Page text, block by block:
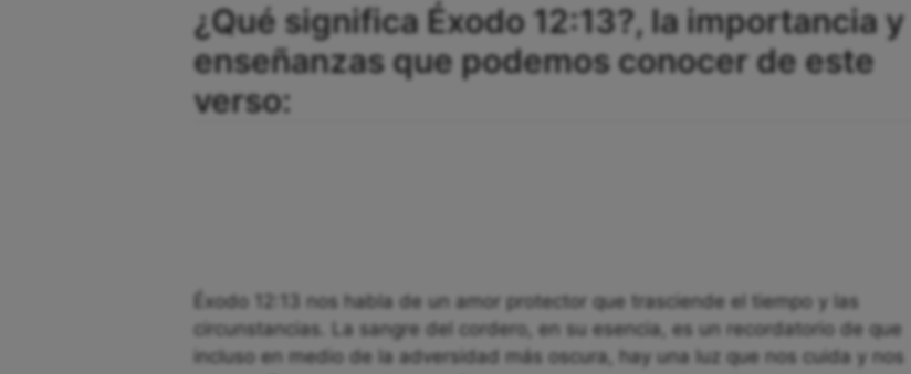
¿Qué significa Éxodo 12:13?, la importancia y
enseñanzas que podemos conocer de este
verso:
Éxodo 12:13 nos habla de un amor protector que trasciende el tiempo y las
circunstancias. La sangre del cordero, en su esencia, es un recordatorio de que
incluso en medio de la adversidad más oscura, hay una luz que nos cuida y nos